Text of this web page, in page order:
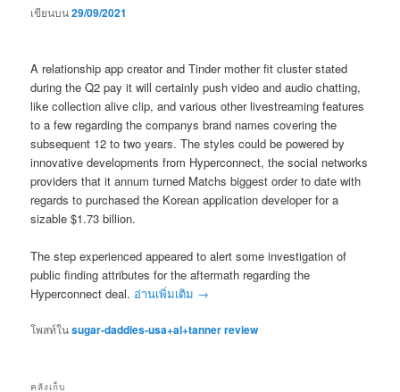
เขียนบน29/09/2021
A relationship app creator and Tinder mother fit cluster stated
during the Q2 pay it will certainly push video and audio chatting,
like collection alive clip, and various other livestreaming features
to a few regarding the companys brand names covering the
subsequent 12 to two years. The styles could be powered by
innovative developments from Hyperconnect, the social networks
providers that it annum turned Matchs biggest order to date with
regards to purchased the Korean application developer for a
sizable $1.73 billion.
The step experienced appeared to alert some investigation of
public finding attributes for the aftermath regarding the
Hyperconnect deal. อ่านเพิ่มเติม →
โพสท์ในsugar-daddies-usa+al+tanner review
คลังเก็บ